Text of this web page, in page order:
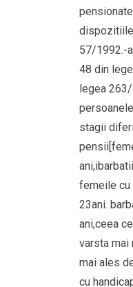
57/1992.-
48 din
legea
stagii
femeile cu
23ani.
ani,ceea
varsta
mai ales
cu